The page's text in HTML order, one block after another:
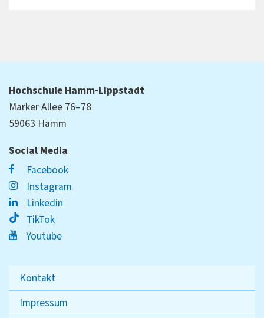
Hochschule Hamm-Lippstadt
Marker Allee 76–78
59063 Hamm
Social Media
Facebook
Instagram
Linkedin
TikTok
Youtube
Kontakt
Impressum